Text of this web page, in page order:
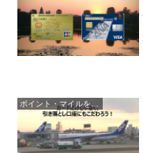
ポイント・マイルをためる